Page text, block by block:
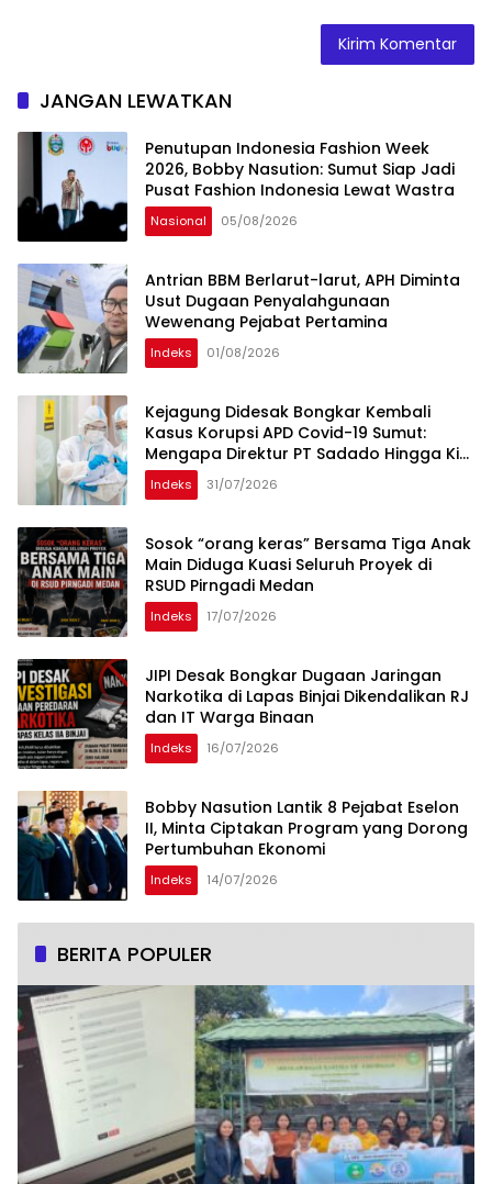
JANGAN LEWATKAN
Penutupan Indonesia Fashion Week
2026, Bobby Nasution: Sumut Siap Jadi
Pusat Fashion Indonesia Lewat Wastra
Nasional 05/08/2026
Antrian BBM Berlarut-larut, APH Diminta
Usut Dugaan Penyalahgunaan
Wewenang Pejabat Pertamina
Indeks 01/08/2026
Kejagung Didesak Bongkar Kembali
Kasus Korupsi APD Covid-19 Sumut:
Mengapa Direktur PT Sadado Hingga Kini
Tak Tersentuh?
Indeks 31/07/2026
Sosok “orang keras” Bersama Tiga Anak
Main Diduga Kuasi Seluruh Proyek di
RSUD Pirngadi Medan
Indeks 17/07/2026
JIPI Desak Bongkar Dugaan Jaringan
Narkotika di Lapas Binjai Dikendalikan RJ
dan IT Warga Binaan
Indeks 16/07/2026
Bobby Nasution Lantik 8 Pejabat Eselon
II, Minta Ciptakan Program yang Dorong
Pertumbuhan Ekonomi
Indeks 14/07/2026
BERITA POPULER